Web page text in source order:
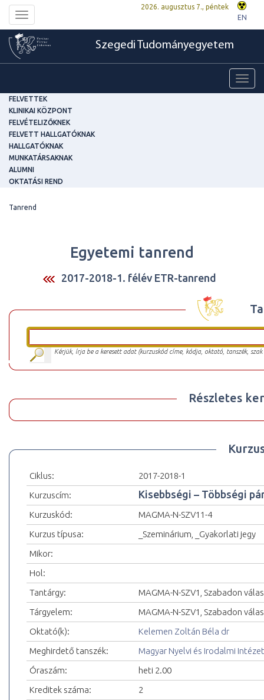
Toggle
navigation
2026. augusztus 7., péntek
EN
Szegedi Tudományegyetem
FELVETTEK
KLINIKAI KÖZPONT
FELVÉTELIZŐKNEK
FELVETT HALLGATÓKNAK
HALLGATÓKNAK
MUNKATÁRSAKNAK
ALUMNI
OKTATÁSI REND
Tanrend
Egyetemi tanrend
2017-2018-1. félév ETR-tanrend
Kérjük, írja be a keresett adat (kurzuskód címe, kódja, oktató, tanszék,
Részletes
Ciklus:
2017-2018-1
Kurzuscím:
Kisebbségi – Többségi
Kurzuskód:
MAGMA-N-SZV11-4
Kurzus típusa:
_Szeminárium, _Gyakorlati jegy
Mikor:
Hol:
Tantárgy:
MAGMA-N-SZV1, Szabadon
Tárgyelem:
MAGMA-N-SZV1, Szabadon
Oktató(k):
Kelemen Zoltán Béla dr
Meghirdető tanszék:
Magyar Nyelvi és Irodalmi Intézet
Óraszám:
heti 2.00
Kreditek száma:
2